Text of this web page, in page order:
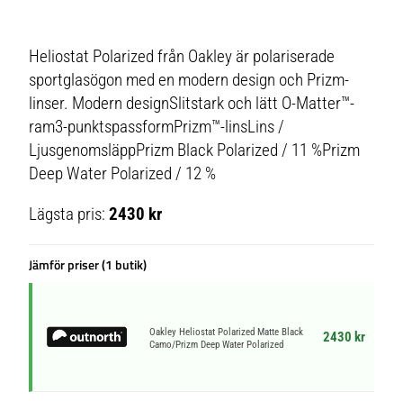
Heliostat Polarized från Oakley är polariserade
sportglasögon med en modern design och Prizm-
linser. Modern designSlitstark och lätt O-Matter™-
ram3-punktspassformPrizm™-linsLins /
LjusgenomsläppPrizm Black Polarized / 11 %Prizm
Deep Water Polarized / 12 %
Lägsta pris:2430 kr
Jämför priser (1 butik)
Oakley Heliostat Polarized Matte Black
Camo/Prizm Deep Water Polarized
2430 kr